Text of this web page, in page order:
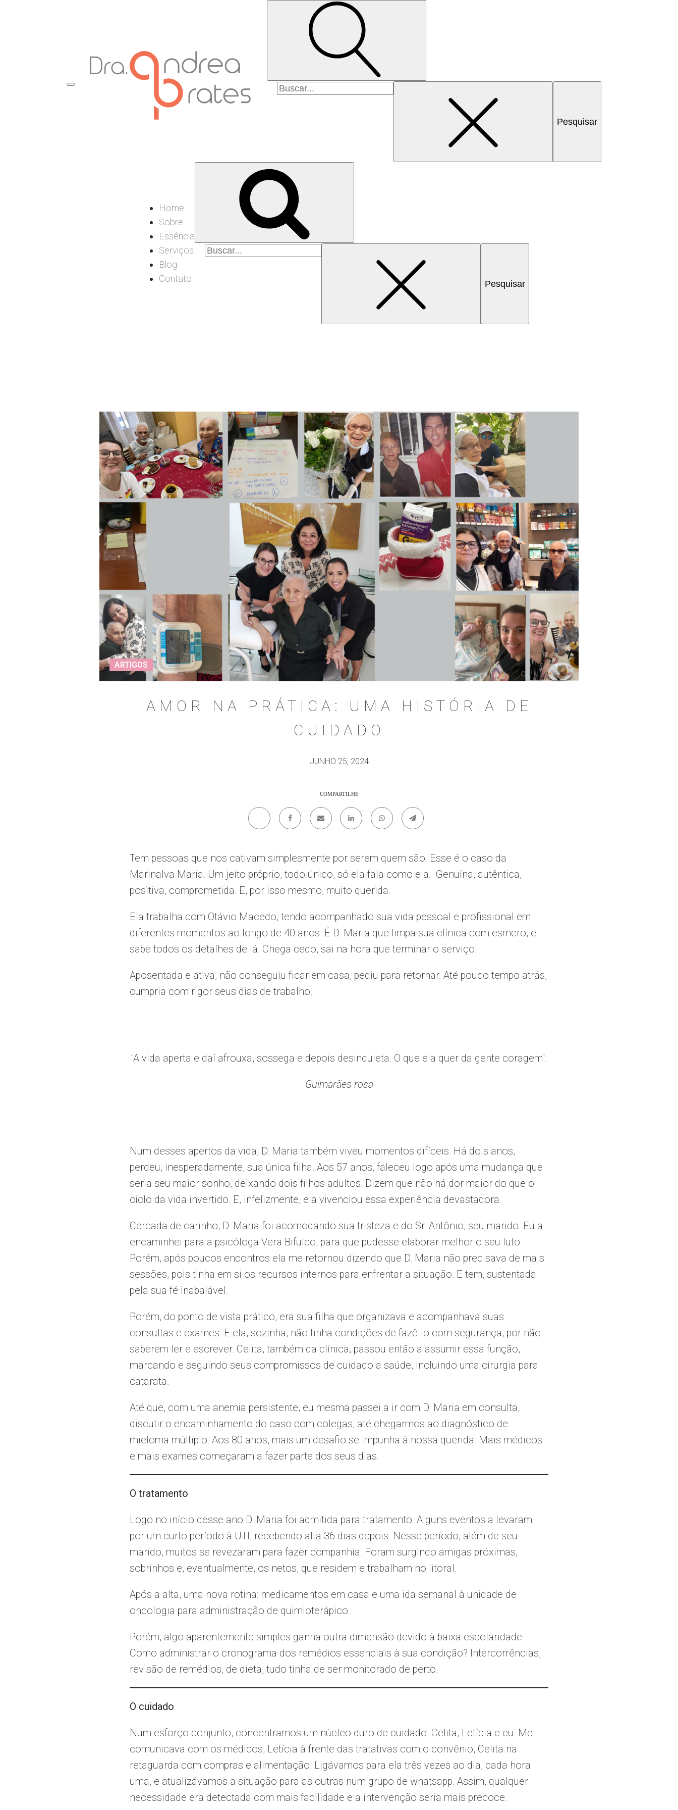
Pesquisar
Home
Sobre
Essência
Serviços
Blog
Contato
Pesquisar
ARTIGOS
AMOR NA PRÁTICA: UMA HISTÓRIA DE
CUIDADO
JUNHO 25, 2024
COMPARTILHE
Tem pessoas que nos cativam simplesmente por serem quem são. Esse é o caso da
Marinalva Maria. Um jeito próprio, todo único, só ela fala como ela. Genuína, autêntica,
positiva, comprometida. E, por isso mesmo, muito querida.
Ela trabalha com Otávio Macedo, tendo acompanhado sua vida pessoal e profissional em
diferentes momentos ao longo de 40 anos. É D. Maria que limpa sua clínica com esmero, e
sabe todos os detalhes de lá. Chega cedo, sai na hora que terminar o serviço.
Aposentada e ativa, não conseguiu ficar em casa, pediu para retornar. Até pouco tempo atrás,
cumpria com rigor seus dias de trabalho.
"A vida aperta e daí afrouxa, sossega e depois desinquieta. O que ela quer da gente coragem".
Guimarães rosa
Num desses apertos da vida, D. Maria também viveu momentos difíceis. Há dois anos,
perdeu, inesperadamente, sua única filha. Aos 57 anos, faleceu logo após uma mudança que
seria seu maior sonho, deixando dois filhos adultos. Dizem que não há dor maior do que o
ciclo da vida invertido. E, infelizmente, ela vivenciou essa experiência devastadora.
Cercada de carinho, D. Maria foi acomodando sua tristeza e do Sr. Antônio, seu marido. Eu a
encaminhei para a psicóloga Vera Bifulco, para que pudesse elaborar melhor o seu luto.
Porém, após poucos encontros ela me retornou dizendo que D. Maria não precisava de mais
sessões, pois tinha em si os recursos internos para enfrentar a situação. E tem, sustentada
pela sua fé inabalável.
Porém, do ponto de vista prático, era sua filha que organizava e acompanhava suas
consultas e exames. E ela, sozinha, não tinha condições de fazê-lo com segurança, por não
saberem ler e escrever. Celita, também da clínica, passou então a assumir essa função,
marcando e seguindo seus compromissos de cuidado a saúde, incluindo uma cirurgia para
catarata.
Até que, com uma anemia persistente, eu mesma passei a ir com D. Maria em consulta,
discutir o encaminhamento do caso com colegas, até chegarmos ao diagnóstico de
mieloma múltiplo. Aos 80 anos, mais um desafio se impunha à nossa querida. Mais médicos
e mais exames começaram a fazer parte dos seus dias.
O tratamento
Logo no início desse ano D. Maria foi admitida para tratamento. Alguns eventos a levaram
por um curto período à UTI, recebendo alta 36 dias depois. Nesse período, além de seu
marido, muitos se revezaram para fazer companhia. Foram surgindo amigas próximas,
sobrinhos e, eventualmente, os netos, que residem e trabalham no litoral.
Após a alta, uma nova rotina: medicamentos em casa e uma ida semanal à unidade de
oncologia para administração de quimioterápico.
Porém, algo aparentemente simples ganha outra dimensão devido à baixa escolaridade.
Como administrar o cronograma dos remédios essenciais à sua condição? Intercorrências,
revisão de remédios, de dieta, tudo tinha de ser monitorado de perto.
O cuidado
Num esforço conjunto, concentramos um núcleo duro de cuidado: Celita, Letícia e eu. Me
comunicava com os médicos, Letícia à frente das tratativas com o convênio, Celita na
retaguarda com compras e alimentação. Ligávamos para ela três vezes ao dia, cada hora
uma, e atualizávamos a situação para as outras num grupo de whatsapp. Assim, qualquer
necessidade era detectada com mais facilidade e a intervenção seria mais precoce.